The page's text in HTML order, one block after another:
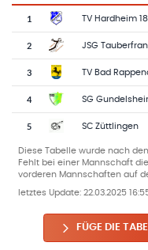
Tabelle mit
1 TV Hardheim
2 JSG
3 TV Bad
4 SG
5 SC Züttlingen
Diese Tabelle wurde nach
Fehlt bei einer Mannschaft
vorderen Mannschaften auf
letztes Update: 22.03.2025
FÜGE DIE